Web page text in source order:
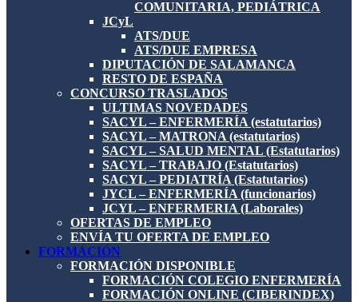
COMUNITARIA, PEDIÁTRICA
JCyL
ATS/DUE
ATS/DUE EMPRESA
DIPUTACIÓN DE SALAMANCA
RESTO DE ESPAÑA
CONCURSO TRASLADOS
ULTIMAS NOVEDADES
SACYL – ENFERMERÍA (estatutarios)
SACYL – MATRONA (estatutarios)
SACYL – SALUD MENTAL (Estatutarios)
SACYL – TRABAJO (Estatutarios)
SACYL – PEDIATRÍA (Estatutarios)
JYCL – ENFERMERÍA (funcionarios)
JCYL – ENFERMERIA (Laborales)
OFERTAS DE EMPLEO
ENVÍA TU OFERTA DE EMPLEO
FORMACIÓN
FORMACIÓN DISPONIBLE
FORMACIÓN COLEGIO ENFERMERÍA
FORMACIÓN ONLINE (CIBERINDEX)